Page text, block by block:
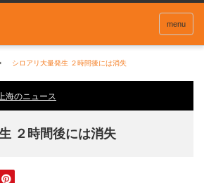
menu
シロアリ大量発生 ２時間後には消失
海のニュース
２時間後には消失